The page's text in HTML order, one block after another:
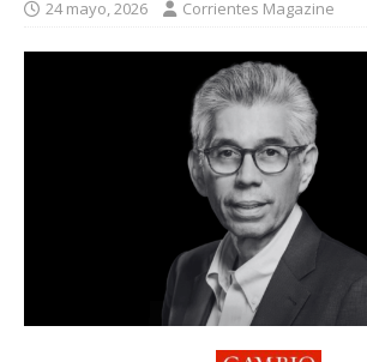
24 mayo, 2026 Corrientes Magazine